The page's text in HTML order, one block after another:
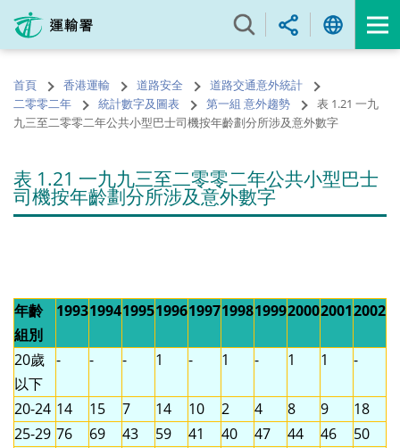
內
的
開
首頁 香港運輸 道路安全
道路交通意外統計
二零零二年
統計數字及圖表 第一組 意外趨勢
表 1.21 一九
九三至二零零二年公共小型巴士司機按年齡劃分所涉及意外數字
表 1.21 一九九三至二零零二年公共小型巴士
司機按年齡劃分所涉及意外數字
年齡
組別
1993199419951996199719981999200020012002
20歲
以下
- - - 1 - 1 - 1 1 -
20-24 14 15 7 14 10 2 4 8 9
18
25-29 76 69 43 59 41 40 47 44 46
50